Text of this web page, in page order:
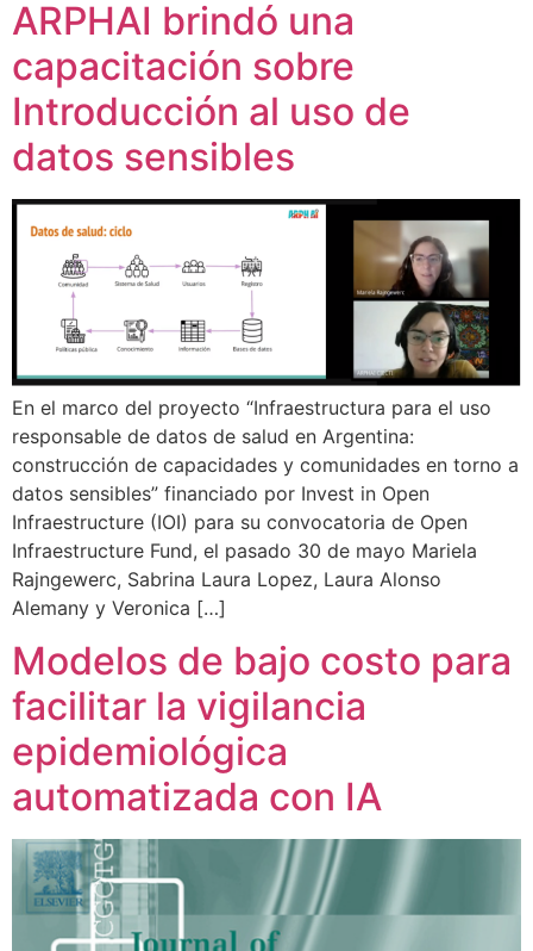
ARPHAI brindó una
capacitación sobre
Introducción al uso de
datos sensibles
En el marco del proyecto “Infraestructura para el uso
responsable de datos de salud en Argentina:
construcción de capacidades y comunidades en torno a
datos sensibles” financiado por Invest in Open
Infraestructure (IOI) para su convocatoria de Open
Infraestructure Fund, el pasado 30 de mayo Mariela
Rajngewerc, Sabrina Laura Lopez, Laura Alonso
Alemany y Veronica […]
Modelos de bajo costo para
facilitar la vigilancia
epidemiológica
automatizada con IA